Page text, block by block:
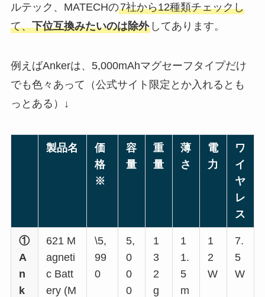
ルテック、MATECHの7社から12種類チェックし
て、下位互換みたいのは除外してあります。
例えばAnkerは、5,000mAhマグセーフタイプだけ
でも色々あって（公式サイト限定とか入れるとも
っとある）↓
製品名
価
格
※
容
量
重
量
薄
さ
電
力
ワ
イ
ヤ
レ
ス
①
A
n
k
621 M
agneti
c Batt
ery (M
\5,
99
0
5,
0
0
0
1
3
2
g
1
1.
5
m
1
2
W
7.
5
W